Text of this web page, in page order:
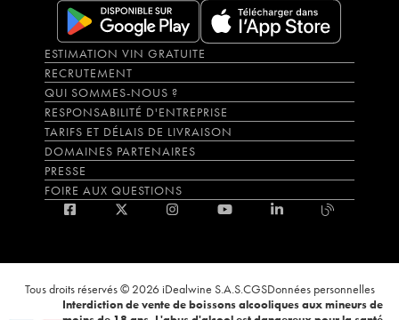
ESTIMATION VIN GRATUITE
RECRUTEMENT
QUI SOMMES-NOUS ?
RESPONSABILITÉ D'ENTREPRISE
TARIFS ET DÉLAIS DE LIVRAISON
DOMAINES PARTENAIRES
PRESSE
FOIRE AUX QUESTIONS
Tous droits réservés © 2026 iDealwine S.A.S.CGSDonnées personnelles
Interdiction de vente de boissons alcooliques aux mineurs de